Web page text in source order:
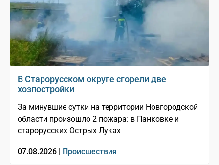
В Старорусском округе сгорели две
хозпостройки
За минувшие сутки на территории Новгородской
области произошло 2 пожара: в Панковке и
старорусских Острых Луках
07.08.2026 | Происшествия